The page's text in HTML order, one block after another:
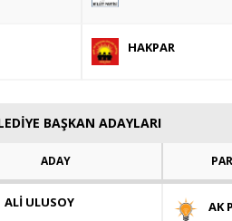
HAKPAR
BAŞKAN ADAYLARI
ADAY
ALİ ULUSOY AK